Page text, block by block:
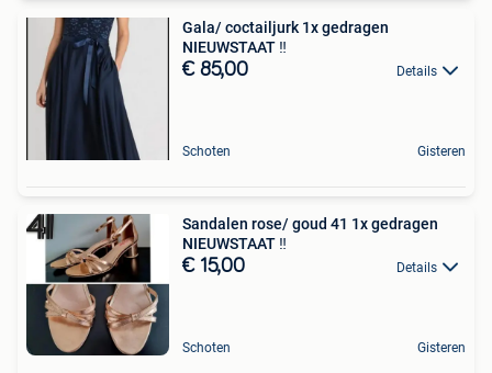
Gala/ coctailjurk 1x gedragen
NIEUWSTAAT ‼️
€ 85,00 Details
Schoten Gisteren
Sandalen rose/ goud 41 1x gedragen
NIEUWSTAAT ‼️
€ 15,00 Details
Schoten Gisteren